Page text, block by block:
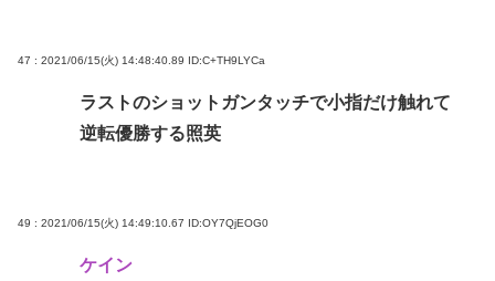
47 : 2021/06/15(火) 14:48:40.89 ID:C+TH9LYCa
ラストのショットガンタッチで小指だけ触れて
逆転優勝する照英
49 : 2021/06/15(火) 14:49:10.67 ID:OY7QjEOG0
ケイン